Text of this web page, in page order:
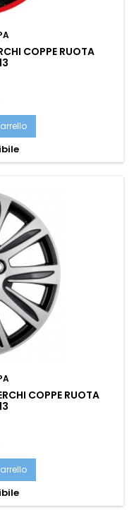
COPPE RUOTA
COPPE RUOTA